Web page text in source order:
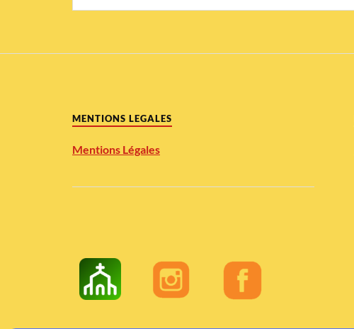
MENTIONS LEGALES
Mentions Légales